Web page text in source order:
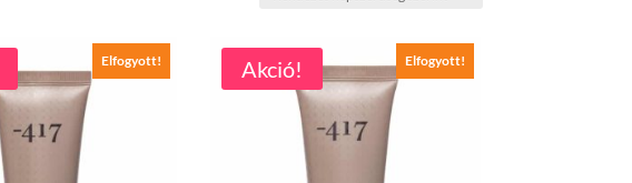
Elfogyott! Akció! Elfogyott!